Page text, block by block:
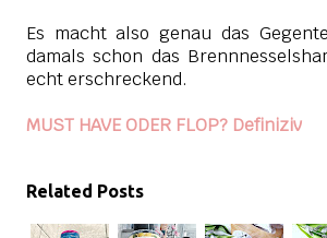
Es macht also genau das
damals schon das
echt erschreckend.
MUST HAVE ODER FLOP? Definiziv
Related Posts